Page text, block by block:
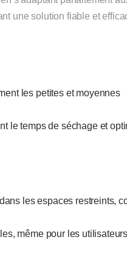
une solution fiable et
les petites et moyennes
le temps de séchage et
les espaces restreints,
même pour les utilisateurs